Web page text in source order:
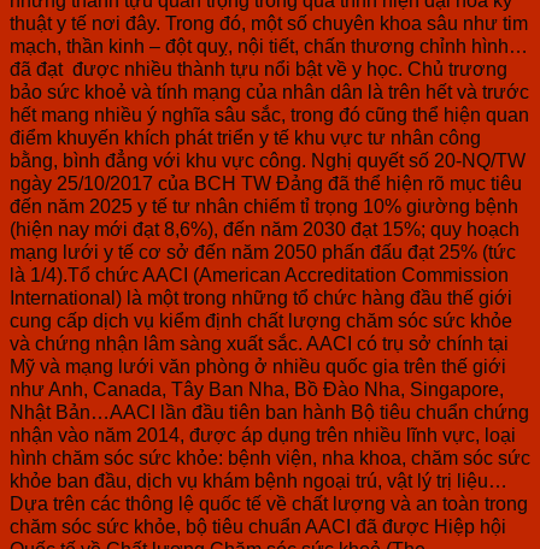
thuật y tế nơi đây. Trong đó, một số chuyên khoa sâu như tim
mạch, thần kinh – đột quỵ, nội tiết, chấn thương chỉnh hình…
đã đạt được nhiều thành tựu nổi bật về y học. Chủ trương
bảo sức khoẻ và tính mạng của nhân dân là trên hết và trước
hết mang nhiều ý nghĩa sâu sắc, trong đó cũng thể hiện quan
điểm khuyến khích phát triển y tế khu vực tư nhân công
bằng, bình đẳng với khu vực công. Nghị quyết số 20-NQ/TW
ngày 25/10/2017 của BCH TW Đảng đã thể hiện rõ mục tiêu
đến năm 2025 y tế tư nhân chiếm tỉ trọng 10% giường bệnh
(hiện nay mới đạt 8,6%), đến năm 2030 đạt 15%; quy hoạch
mạng lưới y tế cơ sở đến năm 2050 phấn đấu đạt 25% (tức
là 1/4).Tổ chức AACI (American Accreditation Commission
International) là một trong những tổ chức hàng đầu thế giới
cung cấp dịch vụ kiểm định chất lượng chăm sóc sức khỏe
và chứng nhận lâm sàng xuất sắc. AACI có trụ sở chính tại
Mỹ và mạng lưới văn phòng ở nhiều quốc gia trên thế giới
như Anh, Canada, Tây Ban Nha, Bồ Đào Nha, Singapore,
Nhật Bản…AACI lần đầu tiên ban hành Bộ tiêu chuẩn chứng
nhận vào năm 2014, được áp dụng trên nhiều lĩnh vực, loại
hình chăm sóc sức khỏe: bệnh viện, nha khoa, chăm sóc sức
khỏe ban đầu, dịch vụ khám bệnh ngoại trú, vật lý trị liệu…
Dựa trên các thông lệ quốc tế về chất lượng và an toàn trong
chăm sóc sức khỏe, bộ tiêu chuẩn AACI đã được Hiệp hội